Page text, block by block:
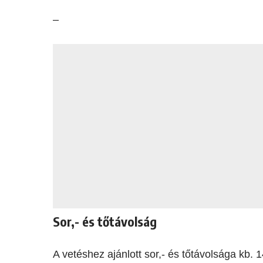
–
Sor,- és tőtávolság
A vetéshez ajánlott sor,- és tőtávolsága kb.